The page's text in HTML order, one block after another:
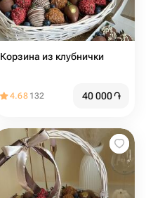
Корзина из клубнички
4.68 132 40 000֏